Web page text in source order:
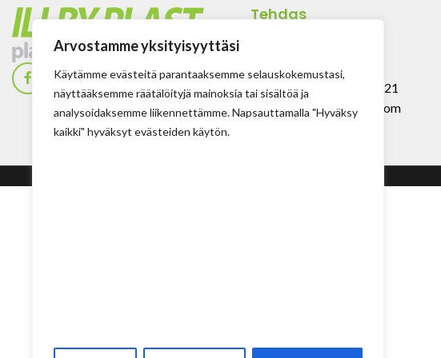
Arvostamme yksityisyyttäsi
Käytämme evästeitä parantaaksemme selauskokemustasi,
näyttääksemme räätälöityjä mainoksia tai sisältöä ja
analysoidaksemme liikennettämme. Napsauttamalla "Hyväksy
kaikki" hyväksyt evästeiden käytön.
Tehdas
Puh: + 358 (0) 400 999 321
Sposti: info@illbyplast.com